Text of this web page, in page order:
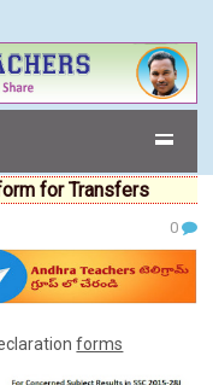
for Transfers
0
forms